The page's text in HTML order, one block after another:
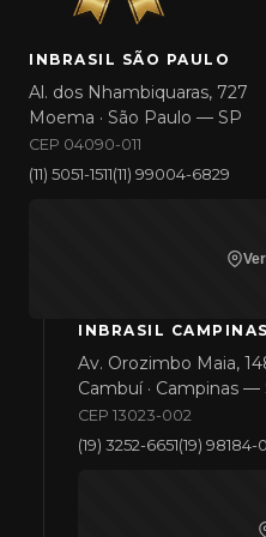
INBRASIL SÃO PAULO
Al. dos Nhambiquaras, 727
Moema · São Paulo — SP
CEP 04090-011
(11) 5051-1511(11) 99004-6829
INBRASIL CAMPINAS
Av. Orozimbo Maia,
Cambuí · Campinas —
CEP 13023-002
(19) 3252-6651(19) 98184-